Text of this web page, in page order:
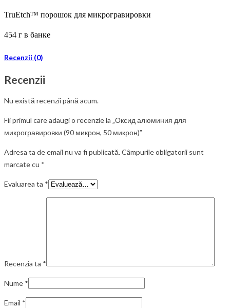
TruEtch™ порошок для микрогравировки
454 г в банке
Recenzii (0)
Recenzii
Nu există recenzii până acum.
Fii primul care adaugi o recenzie la „Оксид алюминия для
микрогравировки (90 микрон, 50 микрон)”
Adresa ta de email nu va fi publicată.Câmpurile obligatorii sunt
marcate cu *
Evaluarea ta *
Recenzia ta *
Nume *
Email *